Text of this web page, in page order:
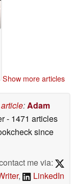
Show more articles
:Adam
- 1471 articles
since
me via:
, LinkedIn